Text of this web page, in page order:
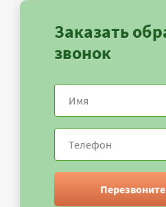
Заказать
звонок